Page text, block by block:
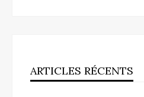
ARTICLES RÉCENTS